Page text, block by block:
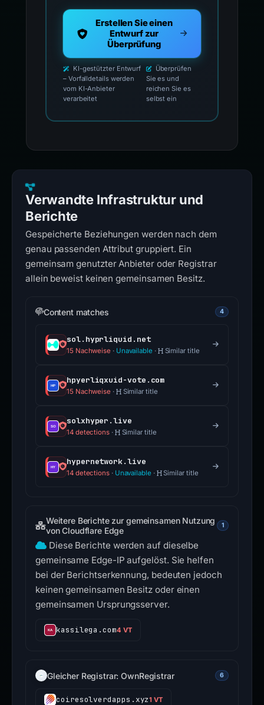
Erstellen Sie einen
Entwurf zur
Überprüfung
KI-gestützter Entwurf
– Vorfalldetails werden
vom KI-Anbieter
verarbeitet
Überprüfen
Sie es und
reichen Sie es
selbst ein
Verwandte Infrastruktur und
Berichte
Gespeicherte Beziehungen werden nach dem
genau passenden Attribut gruppiert. Ein
gemeinsam genutzter Anbieter oder Registrar
allein beweist keinen gemeinsamen Besitz.
Content matches 4
sol.hyprliquid.net
15 Nachweise · Unavailable · Similar title
hpyerliqxuid-vote.com
15 Nachweise · Similar title
solxhyper.live
14 detections· Similar title
hypernetwork.live
14 detections· Unavailable · Similar title
Weitere Berichte zur gemeinsamen Nutzung
von Cloudflare Edge
1
Diese Berichte werden auf dieselbe
gemeinsame Edge-IP aufgelöst. Sie helfen
bei der Berichtserkennung, bedeuten jedoch
keinen gemeinsamen Besitz oder einen
gemeinsamen Ursprungsserver.
kassilega.com4 VT
Gleicher Registrar: OwnRegistrar 6
coiresolverdapps.xyz1 VT